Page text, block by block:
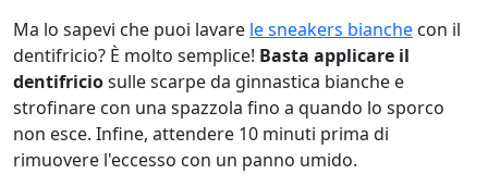
Ma lo sapevi che puoi lavare le sneakers bianche con il
dentifricio? È molto semplice! Basta applicare il
dentifriciosulle scarpe da ginnastica bianche e
strofinare con una spazzola fino a quando lo sporco
non esce. Infine, attendere 10 minuti prima di
rimuovere l'eccesso con un panno umido.